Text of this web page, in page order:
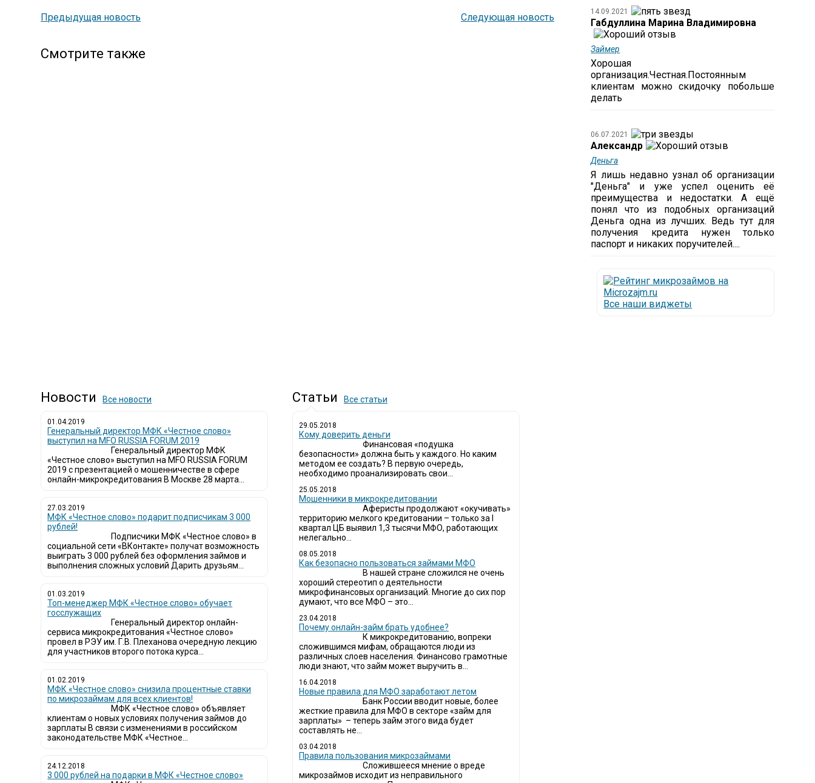
Предыдущая новость Следующая новость
Смотрите также
Новости Все новости
01.04.2019
Генеральный директор МФК «Честное слово»
выступил на MFO RUSSIA FORUM 2019
Генеральный директор МФК
«Честное слово» выступил на MFO RUSSIA FORUM
2019 с презентацией о мошенничестве в сфере
онлайн-микрокредитования В Москве 28 марта...
27.03.2019
МФК «Честное слово» подарит подписчикам 3 000
рублей!
Подписчики МФК «Честное слово» в
социальной сети «ВКонтакте» получат возможность
выиграть 3 000 рублей без оформления займов и
выполнения сложных условий Дарить друзьям...
01.03.2019
Топ-менеджер МФК «Честное слово» обучает
госслужащих
Генеральный директор онлайн-
сервиса микрокредитования «Честное слово»
провел в РЭУ им. Г.В. Плеханова очередную лекцию
для участников второго потока курса...
01.02.2019
МФК «Честное слово» снизила процентные ставки
по микрозаймам для всех клиентов!
МФК «Честное слово» объявляет
клиентам о новых условиях получения займов до
зарплаты В связи с изменениями в российском
законодательстве МФК «Честное...
24.12.2018
3 000 рублей на подарки в МФК «Честное слово»
Статьи Все статьи
29.05.2018
Кому доверить деньги
Финансовая «подушка
безопасности» должна быть у каждого. Но каким
методом ее создать? В первую очередь,
необходимо проанализировать свои...
25.05.2018
Мошенники в микрокредитовании
Аферисты продолжают «окучивать»
территорию мелкого кредитовании – только за I
квартал ЦБ выявил 1,3 тысячи МФО, работающих
нелегально...
08.05.2018
Как безопасно пользоваться займами МФО
В нашей стране сложился не очень
хороший стереотип о деятельности
микрофинансовых организаций. Многие до сих пор
думают, что все МФО – это...
23.04.2018
Почему онлайн-займ брать удобнее?
К микрокредитованию, вопреки
сложившимся мифам, обращаются люди из
различных слоев населения. Финансово грамотные
люди знают, что займ может выручить в...
16.04.2018
Новые правила для МФО заработают летом
Банк России вводит новые, более
жесткие правила для МФО в секторе «займ для
зарплаты» – теперь займ этого вида будет
составлять не...
03.04.2018
​Правила пользования микрозаймами
Сложившееся мнение о вреде
микрозаймов исходит из неправильного
14.09.2021
Габдуллина Марина Владимировна
Займер
Хорошая
организация.Честная.Постоянным
клиентам можно скидочку побольше
делать
06.07.2021
Александр
Деньга
Я лишь недавно узнал об организации
"Деньга" и уже успел оценить её
преимущества и недостатки. А ещё
понял что из подобных организаций
Деньга одна из лучших. Ведь тут для
получения кредита нужен только
паспорт и никаких поручителей....
Все наши виджеты